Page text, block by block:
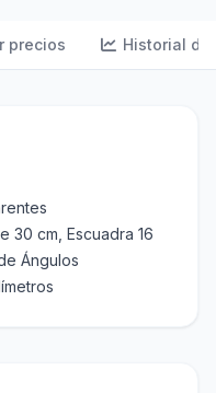
precios Historial de
30 cm, Escuadra 16
Ángulos